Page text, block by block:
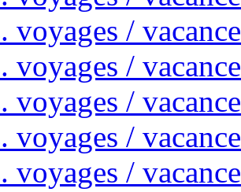
voyages /
voyages /
voyages /
voyages /
voyages /